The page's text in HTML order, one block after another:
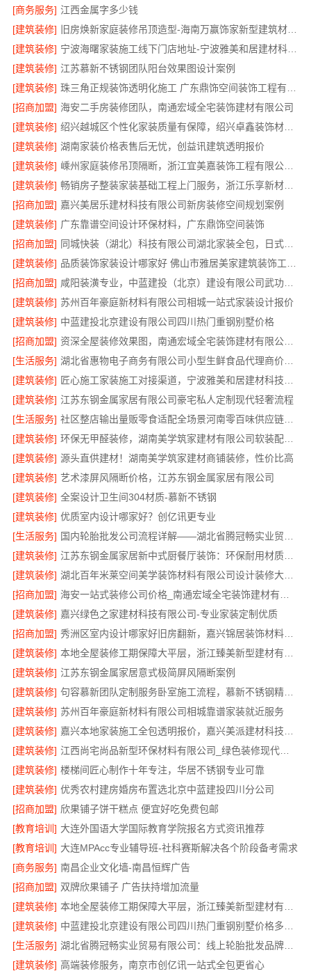
[商务服务] 江西金属字多少钱
[建筑装修]
旧房焕新家庭装修吊顶造型-海南万赢饰家新型建筑材料有限公司
[建筑装修]
宁波海曙家装施工线下门店地址-宁波雅美和居建材科技有限公司
[建筑装修] 江苏慕新不锈钢团队阳台效果图设计案例
[建筑装修]
[招商加盟] 海安二手房装修团队，南通宏域全宅装饰建材有限公司
[建筑装修]
绍兴越城区个性化家装质量有保障，绍兴卓鑫装饰材料有限公司
[建筑装修] 湖南家装价格表售后无忧，创益讯建筑透明报价
[建筑装修]
嵊州家庭装修吊顶隔断，浙江宜美嘉装饰工程有限公司专业施工
[建筑装修]
畅销房子整装家装基础工程上门服务，浙江乐享新材料有限公司省心到家
[招商加盟] 嘉兴美居乐建材科技有限公司新房装修空间规划案例
[建筑装修] 广东靠谱空间设计环保材料，广东鼎饰空间装饰
[招商加盟]
同城快装（湖北）科技有限公司湖北家装全包，日式原木风快速入住
[建筑装修]
[招商加盟]
[建筑装修] 苏州百年豪庭新材料有限公司相城一站式家装设计报价
[建筑装修] 中蓝建投北京建设有限公司四川热门重钢别墅价格
[招商加盟]
资深全屋装修效果图，南通宏域全宅装饰建材有限公司为您呈现
[生活服务]
湖北省惠物电子商务有限公司小型生鲜食品代理商价格指南
[建筑装修]
[建筑装修] 江苏东钢金属家居有限公司豪宅私人定制现代轻奢流程
[生活服务]
社区整店输出量贩零食适配全场景河南零百味供应链有限公司
[建筑装修]
[建筑装修] 源头直供建材！湖南美学筑家建材商铺装修，性价比高
[建筑装修] 艺术漆屏风隔断价格，江苏东钢金属家居有限公司
[建筑装修] 全案设计卫生间304材质-慕新不锈钢
[建筑装修] 优质室内设计哪家好？创亿讯更专业
[生活服务]
[建筑装修]
江苏东钢金属家居新中式厨餐厅装饰：环保耐用材质首选
[建筑装修]
湖北百年米莱空间美学装饰材料有限公司设计装修大平层实景案例
[招商加盟]
[建筑装修] 嘉兴绿色之家建材科技有限公司-专业家装定制优质
[招商加盟]
秀洲区室内设计哪家好旧房翻新，嘉兴锦居装饰材料有限公司靠谱
[建筑装修]
[建筑装修] 江苏东钢金属家居意式极简屏风隔断案例
[建筑装修]
句容慕新团队定制服务卧室施工流程，慕新不锈钢精准落地
[建筑装修] 苏州百年豪庭新材料有限公司相城靠谱家装就近服务
[建筑装修]
[建筑装修]
江西尚宅尚品新型环保材料有限公司_绿色装修现代风格靠谱吗
[建筑装修] 楼梯间匠心制作十年专注，华居不锈钢专业可靠
[建筑装修] 优秀农村建房婚房布置选北京中蓝建投四川分公司
[招商加盟] 欣果铺子饼干糕点 便宜好吃免费包邮
[教育培训] 大连外国语大学国际教育学院报名方式资讯推荐
[教育培训] 大连MPAcc专业辅导班-社科赛斯解决各个阶段备考需求
[商务服务] 南昌企业文化墙-南昌恒辉广告
[招商加盟] 双牌欣果铺子 广告扶持增加流量
[建筑装修]
[建筑装修]
[生活服务]
湖北省腾冠畅实业贸易有限公司：线上轮胎批发品牌哪里买
[建筑装修] 高端装修服务，南京市创亿讯一站式全包更省心